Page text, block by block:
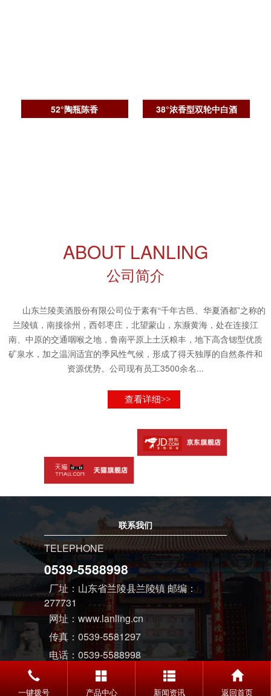
52°陶瓶陈香 38°浓香型双轮中白酒
ABOUT LANLING
公司简介
山东兰陵美酒股份有限公司位于素有“千年古邑、华夏酒都”之称的
兰陵镇，南接徐州，西邻枣庄，北望蒙山，东濒黄海，处在连接江
南、中原的交通咽喉之地，鲁南平原上土沃粮丰，地下高含锶型优质
矿泉水，加之温润适宜的季风性气候，形成了得天独厚的自然条件和
查看详细>>
联系我们
TELEPHONE
0539-5588998
一键拨号 产品中心 新闻资讯 返回首页